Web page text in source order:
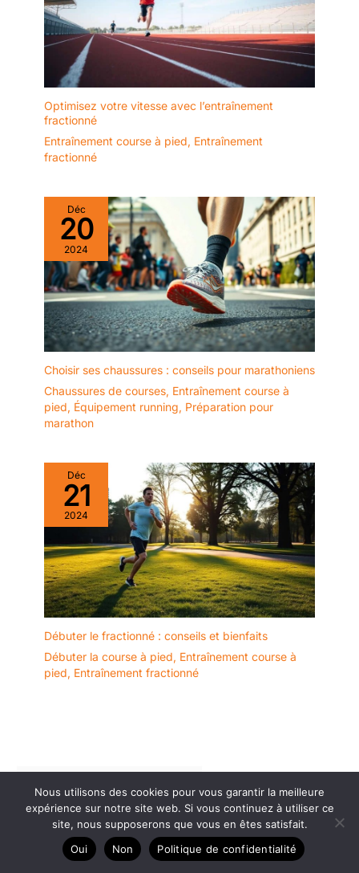
Optimisez votre vitesse avec l’entraînement
fractionné
Entraînement course à pied, Entraînement
fractionné
Déc
20
2024
Choisir ses chaussures : conseils pour marathoniens
Chaussures de courses, Entraînement course à
pied, Équipement running, Préparation pour
marathon
Déc
21
2024
Débuter le fractionné : conseils et bienfaits
Débuter la course à pied, Entraînement course à
pied, Entraînement fractionné
Dans la catégorie Échauffements
efficaces
Nous utilisons des cookies pour vous garantir la meilleure
expérience sur notre site web. Si vous continuez à utiliser ce
site, nous supposerons que vous en êtes satisfait.
Oui
Non Politique de confidentialité